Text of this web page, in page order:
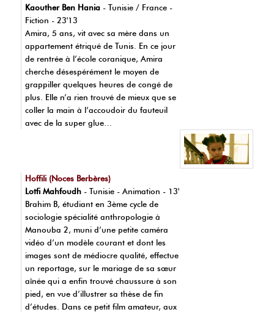
Kaouther Ben Hania - Tunisie / France -
Fiction - 23'13
Amira, 5 ans, vit avec sa mère dans un
appartement étriqué de Tunis. En ce jour
de rentrée à l’école coranique, Amira
cherche désespérément le moyen de
grappiller quelques heures de congé de
plus. Elle n’a rien trouvé de mieux que se
coller la main à l’accoudoir du fauteuil
avec de la super glue…
Hoffili (Noces Berbères)
Lotfi Mahfoudh - Tunisie - Animation - 13'
Brahim B, étudiant en 3ème cycle de
sociologie spécialité anthropologie à
Manouba 2, muni d’une petite caméra
vidéo d’un modèle courant et dont les
images sont de médiocre qualité, effectue
un reportage, sur le mariage de sa sœur
aînée qui a enfin trouvé chaussure à son
pied, en vue d’illustrer sa thèse de fin
d’études. Dans ce petit film amateur, aux